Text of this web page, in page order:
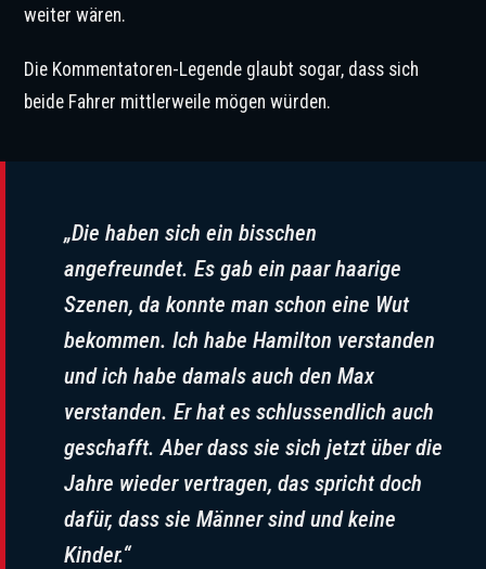
weiter wären.
Die Kommentatoren-Legende glaubt sogar, dass sich
beide Fahrer mittlerweile mögen würden.
„Die haben sich ein bisschen
angefreundet. Es gab ein paar haarige
Szenen, da konnte man schon eine Wut
bekommen. Ich habe Hamilton verstanden
und ich habe damals auch den Max
verstanden. Er hat es schlussendlich auch
geschafft. Aber dass sie sich jetzt über die
Jahre wieder vertragen, das spricht doch
dafür, dass sie Männer sind und keine
Kinder.“